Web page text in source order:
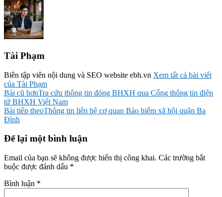
Tài Phạm
Biên tập viên nội dung và SEO website ebh.vn Xem tất cả bài viết
của Tài Phạm
Điều
hướng
bài
viết
Bài cũ hơnTra cứu thông tin đóng BHXH qua Cổng thông tin điện
tử BHXH Việt Nam
Bài tiếp theoThông tin liên hệ cơ quan Bảo hiểm xã hội quận Ba
Đình
Để lại một bình luận
Email của bạn sẽ không được hiển thị công khai. Các trường bắt
buộc được đánh dấu *
Bình luận *